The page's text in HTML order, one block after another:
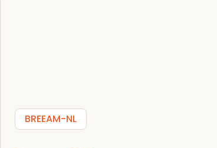
BREEAM-NL